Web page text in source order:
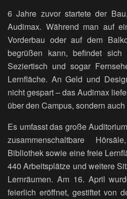
6 Jahre zuvor startete der
Audimax. Während man auf
Vorderbau oder auf dem
begrüßen kann, befindet
Seziertisch und sogar
Lernfläche. An Geld und
nicht gespart – das Audimax
über den Campus, sondern
Es umfasst das große
zusammenschaltbare
Bibliothek sowie eine freie
440 Arbeitsplätze und weitere
Lernräumen. Am 16. April
feierlich eröffnet, gestiftet von